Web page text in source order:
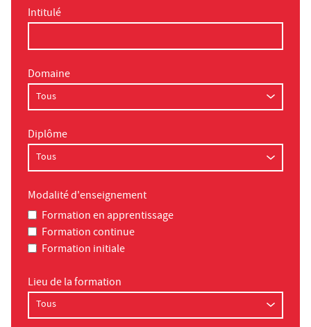
Intitulé
Domaine
Diplôme
Modalité d'enseignement
Formation en apprentissage
Formation continue
Formation initiale
Lieu de la formation